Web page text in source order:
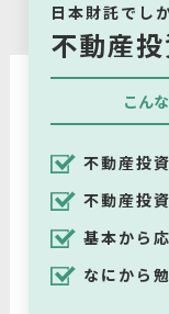
日本財託でし
不動産
こん
不動産投
不動産投
基本から
なにから